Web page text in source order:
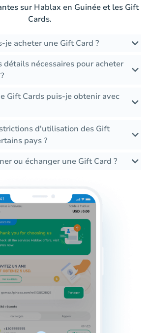
sur Hablax en Guinée et les Gift
Cards.
je acheter une Gift Card ?
détails nécessaires pour acheter
Gift Cards puis-je obtenir avec
d'utilisation des Gift
pays ?
ou échanger une Gift Card ?